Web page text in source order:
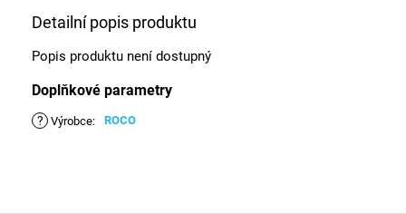
Detailní popis produktu
Popis produktu není dostupný
Doplňkové parametry
? Výrobce: ROCO